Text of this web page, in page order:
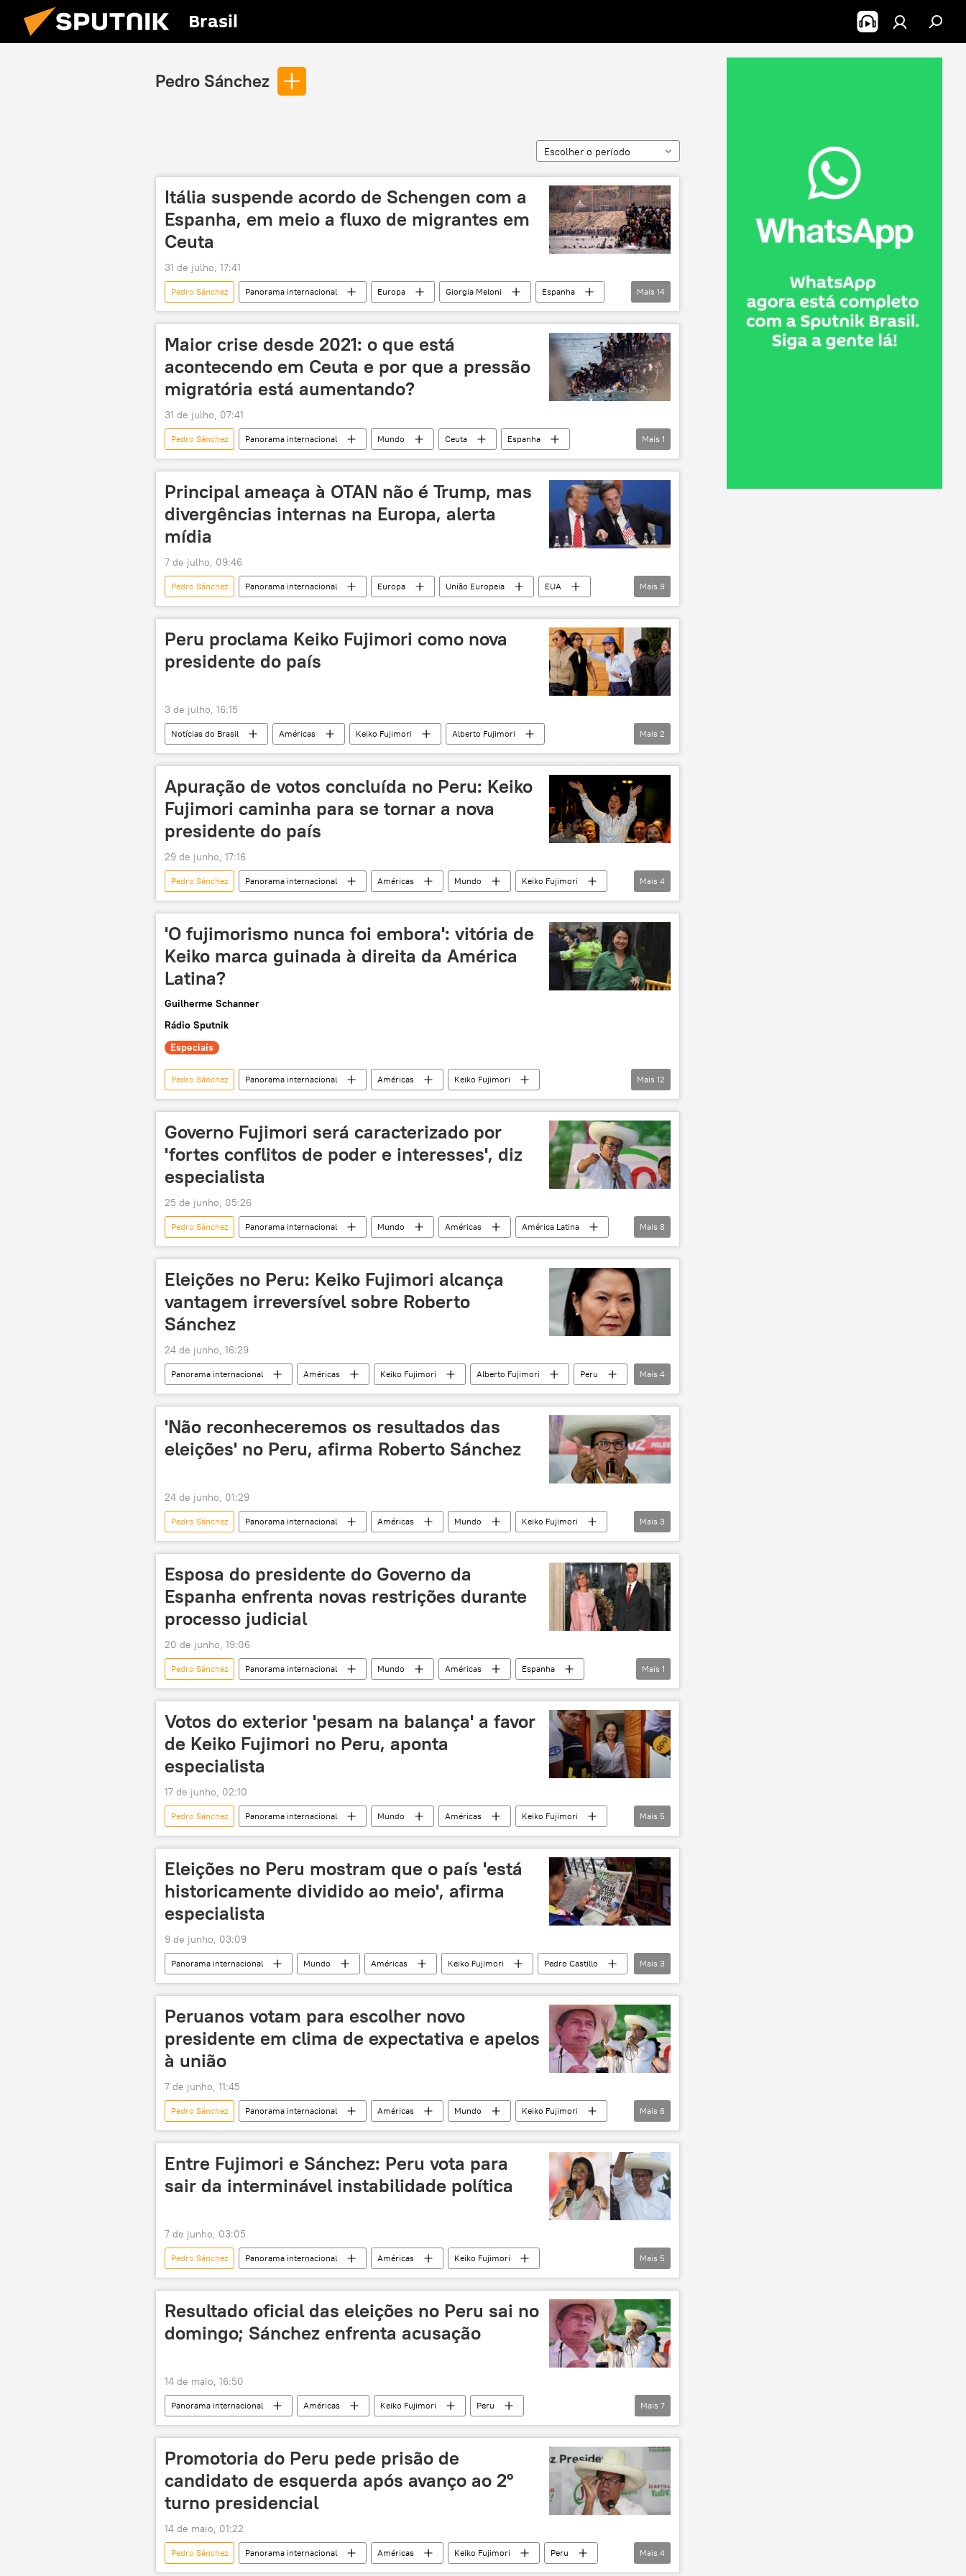
Brasil
Pedro Sánchez
Escolher o período
Itália suspende acordo de Schengen com a
Espanha, em meio a fluxo de migrantes em
Ceuta
31 de julho, 17:41
Pedro Sánchez Panorama internacional Europa Giorgia Meloni
Espanha
Ceuta
Itália Ministério do Interior da Espanha Marrocos
África
Rússia
imigrantes ilegais
Mais 14
Maior crise desde 2021: o que está
acontecendo em Ceuta e por que a pressão
migratória está aumentando?
31 de julho, 07:41
Pedro Sánchez Panorama internacional Mundo Ceuta
Espanha
crise migratória
Mais 1
Principal ameaça à OTAN não é Trump, mas
divergências internas na Europa, alerta
mídia
7 de julho, 09:46
Pedro Sánchez Panorama internacional Europa União Europeia
EUA
Organização do Tratado do Atlântico Norte
OTAN Donald Trump
Mark Rutte
Mais 9
Peru proclama Keiko Fujimori como nova
presidente do país
3 de julho, 16:15
Notícias do Brasil Américas Keiko Fujimori
Alberto Fujimori
Pedro Castillo
Peru
Mais 2
Apuração de votos concluída no Peru: Keiko
Fujimori caminha para se tornar a nova
presidente do país
29 de junho, 17:16
Pedro Sánchez Panorama internacional Américas Mundo
Keiko Fujimori
Brasil
Peru Fuerza Popular ONPE
Mais 4
'O fujimorismo nunca foi embora': vitória de
Keiko marca guinada à direita da América
Latina?
Guilherme Schanner
Rádio Sputnik
Especiais
Pedro Sánchez Panorama internacional Américas
Keiko Fujimori
Alberto Fujimori
Peru Estados Unidos Brasil IESP
UERJ
Mundioka
Mais 12
Governo Fujimori será caracterizado por
'fortes conflitos de poder e interesses', diz
especialista
25 de junho, 05:26
Pedro Sánchez Panorama internacional Mundo Américas
América Latina
Peru
Keiko Fujimori Lima Sputnik
Congresso
Mais 8
Eleições no Peru: Keiko Fujimori alcança
vantagem irreversível sobre Roberto
Sánchez
24 de junho, 16:29
Panorama internacional Américas Keiko Fujimori Alberto Fujimori
Peru
eleições
vitória presidência Presidência da República
Mais 4
'Não reconheceremos os resultados das
eleições' no Peru, afirma Roberto Sánchez
24 de junho, 01:29
Pedro Sánchez Panorama internacional Américas Mundo
Keiko Fujimori
Alberto Fujimori
Peru Fuerza Popular
Mais 3
Esposa do presidente do Governo da
Espanha enfrenta novas restrições durante
processo judicial
20 de junho, 19:06
Pedro Sánchez Panorama internacional Mundo Américas
Espanha
Partido Socialista Operário Espanhol (PSOE)
Mais 1
Votos do exterior 'pesam na balança' a favor
de Keiko Fujimori no Peru, aponta
especialista
17 de junho, 02:10
Pedro Sánchez Panorama internacional Mundo Américas
Keiko Fujimori
Alberto Fujimori
Peru Argentina Estados Unidos Fuerza Popular
Mais 5
Eleições no Peru mostram que o país 'está
historicamente dividido ao meio', afirma
especialista
9 de junho, 03:09
Panorama internacional Mundo Américas Keiko Fujimori
Pedro Castillo
Alberto Fujimori
Lima Peru
Mais 3
Peruanos votam para escolher novo
presidente em clima de expectativa e apelos
à união
7 de junho, 11:45
Pedro Sánchez Panorama internacional Américas Mundo
Keiko Fujimori
Alberto Fujimori
América Latina Peru Lima eleições eleição
Mais 6
Entre Fujimori e Sánchez: Peru vota para
sair da interminável instabilidade política
7 de junho, 03:05
Pedro Sánchez Panorama internacional Américas
Keiko Fujimori
Alberto Fujimori
Peru eleições eleições 2026 presidente
Mais 5
Resultado oficial das eleições no Peru sai no
domingo; Sánchez enfrenta acusação
14 de maio, 16:50
Panorama internacional Américas Keiko Fujimori
Peru
Ministério Público
eleições resultado candidatos
segundo turno
Mais 7
Promotoria do Peru pede prisão de
candidato de esquerda após avanço ao 2º
turno presidencial
14 de maio, 01:22
Pedro Sánchez Panorama internacional Américas Keiko Fujimori
Peru
Mais 4